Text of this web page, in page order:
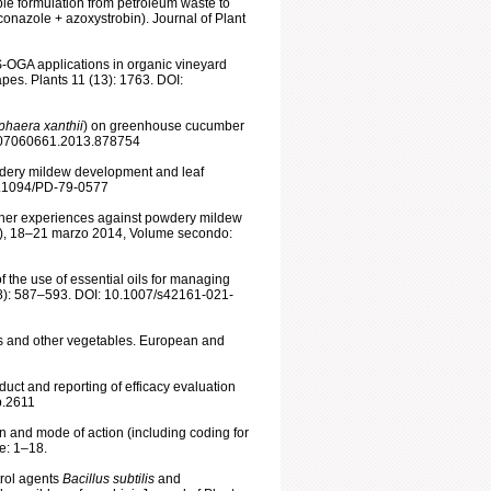
formulation from petroleum waste to
+ azoxystrobin). Journal of Plant
OGA applications in organic vineyard
Plants 11 (13): 1763. DOI:
xanthii) on greenhouse cucumber
mildew development and leaf
PD-79-0577
experiences against powdery mildew
18–21 marzo 2014, Volume secondo:
the use of essential oils for managing
587–593. DOI: 10.1007/s42161-021-
other vegetables. European and
and reporting of efficacy evaluation
and mode of action (including coding for
1–18.
agents Bacillus subtilis and